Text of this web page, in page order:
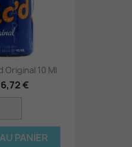
Original 10 Ml
6,72 €
PANIER